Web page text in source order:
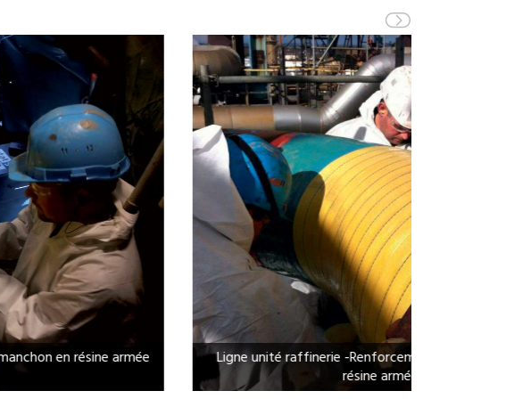
Ligne unité raffinerie -Renforcement d'une ligne par manchon en
résine armée de Kevlar